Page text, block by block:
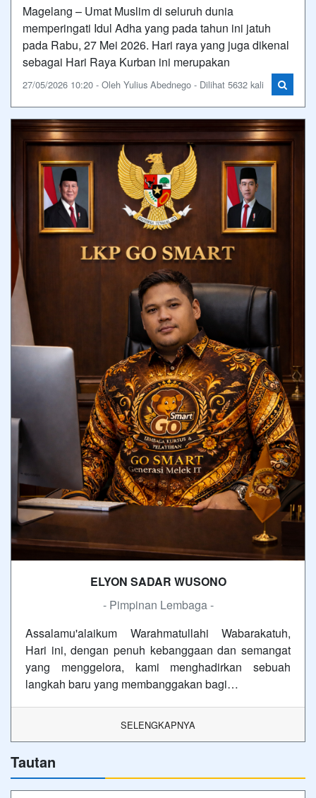
Magelang – Umat Muslim di seluruh dunia
memperingati Idul Adha yang pada tahun ini jatuh
pada Rabu, 27 Mei 2026. Hari raya yang juga dikenal
sebagai Hari Raya Kurban ini merupakan
27/05/2026 10:20 - Oleh Yulius Abednego - Dilihat 5632 kali
ELYON SADAR WUSONO
- Pimpinan Lembaga -
Assalamu'alaikum Warahmatullahi Wabarakatuh,
Hari ini, dengan penuh kebanggaan dan semangat
yang menggelora, kami menghadirkan sebuah
langkah baru yang membanggakan bagi…
SELENGKAPNYA
Tautan